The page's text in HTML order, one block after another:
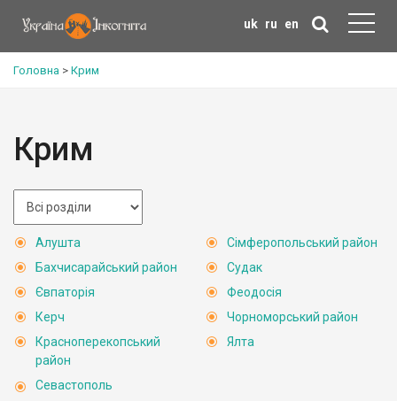
uk ru en
Головна > Крим
Крим
Алушта
Бахчисарайський район
Євпаторія
Керч
Красноперекопський
район
Севастополь
Сімферопольський район
Судак
Феодосія
Чорноморський район
Ялта